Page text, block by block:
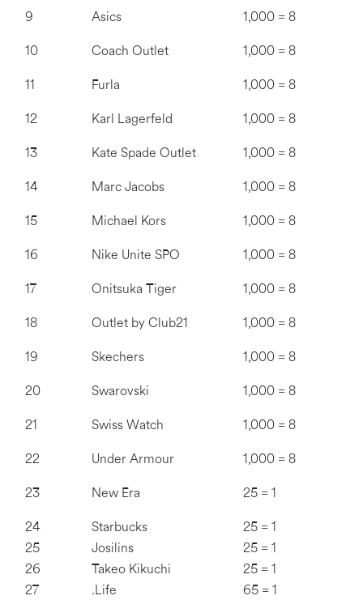
9 Asics 1,000 = 8
10 Coach Outlet 1,000 = 8
11 Furla 1,000 = 8
12 Karl Lagerfeld 1,000 = 8
13 Kate Spade Outlet 1,000 = 8
14 Marc Jacobs 1,000 = 8
15 Michael Kors 1,000 = 8
16 Nike Unite SPO 1,000 = 8
17 Onitsuka Tiger 1,000 = 8
18 Outlet by Club21 1,000 = 8
19 Skechers 1,000 = 8
20 Swarovski 1,000 = 8
21 Swiss Watch 1,000 = 8
22 Under Armour 1,000 = 8
23 New Era 25 = 1
24 Starbucks
25 = 1
25
Josilins
25 = 1
26
Takeo Kikuchi
25 = 1
27
.Life
65 = 1